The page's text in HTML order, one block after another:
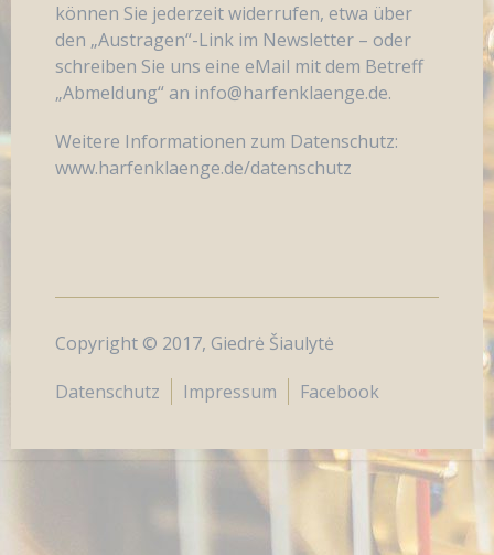
können Sie jederzeit widerrufen, etwa über
den „Austragen“-Link im Newsletter – oder
schreiben Sie uns eine eMail mit dem Betreff
„Abmeldung“ an info@harfenklaenge.de.
Weitere Informationen zum Datenschutz:
www.harfenklaenge.de/datenschutz
Copyright © 2017, Giedrė Šiaulytė
Datenschutz
Impressum Facebook